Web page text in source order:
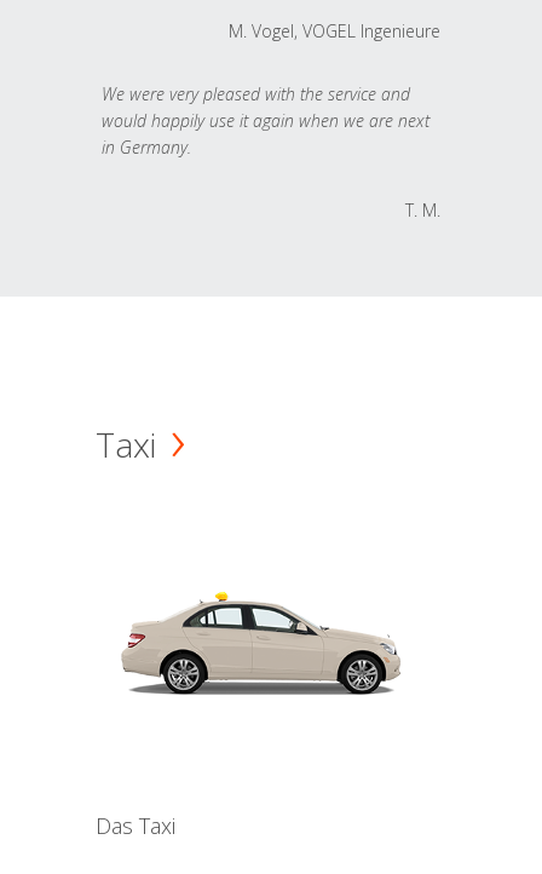
M. Vogel, VOGEL Ingenieure
We were very pleased with the service and
would happily use it again when we are next
in Germany.
T. M.
Taxi
Das Taxi